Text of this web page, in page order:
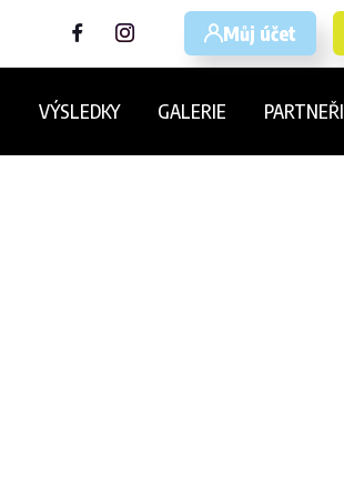
Můj účet
VÝSLEDKY GALERIE PARTNEŘI